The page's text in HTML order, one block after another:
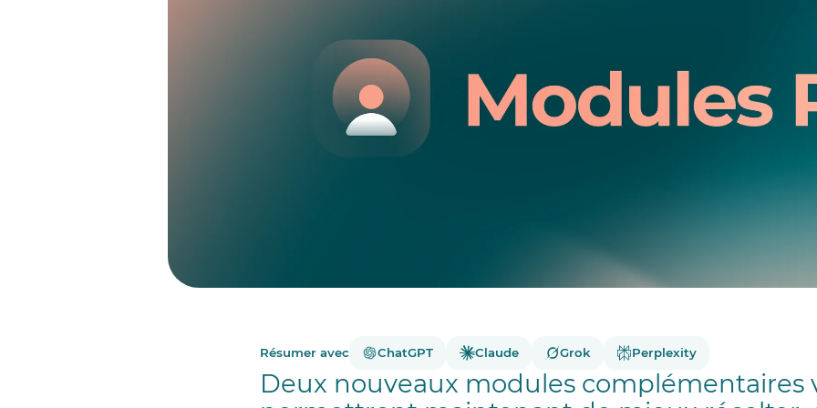
Résumer avec ChatGPT Claude Grok Perplexity
Deux nouveaux modules complémentaires